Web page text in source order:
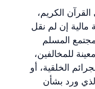
الكريم،
مالية إن لم نقل
المسلم
للمخالفين،
الخلقية، أو
ورد بشأن